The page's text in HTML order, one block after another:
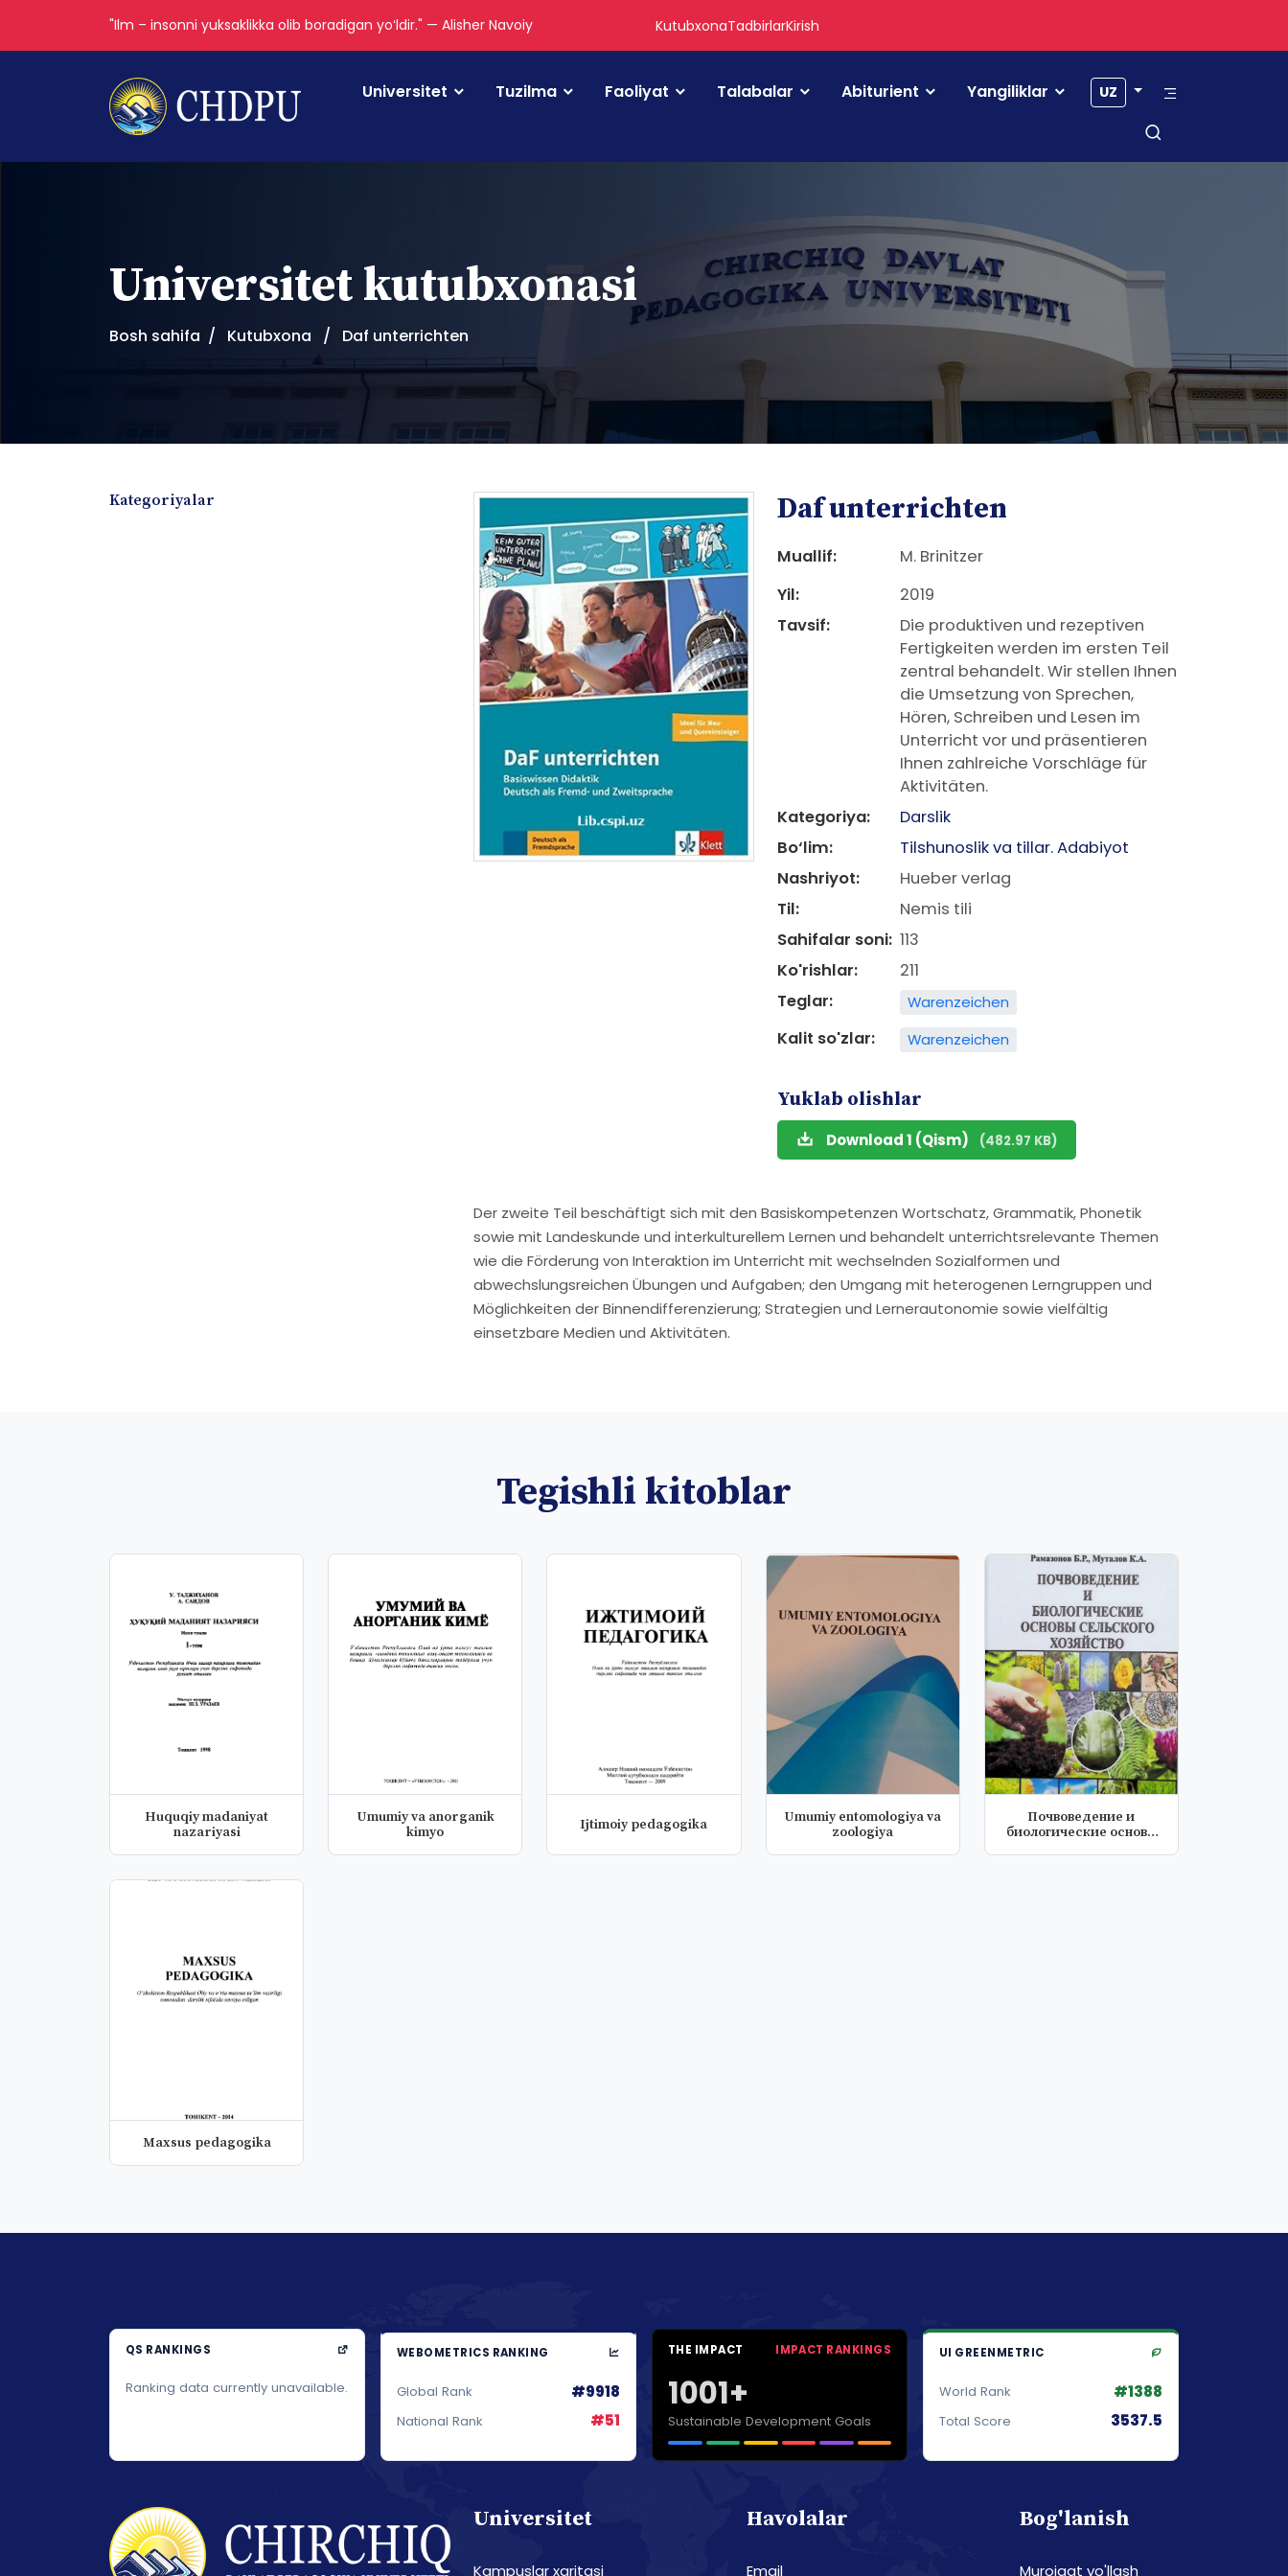
"Ilm – insonni yuksaklikka olib boradigan yoʻldir." — Alisher Navoiy KutubxonaTadbirlarKirish
Universitet Tuzilma Faoliyat Talabalar Abiturient Yangiliklar UZ
Universitet kutubxonasi
Bosh sahifa Kutubxona Daf unterrichten
Kategoriyalar Daf unterrichten
Muallif:
M. Brinitzer
Yil:
2019
Tavsif:
Die produktiven und rezeptiven
Fertigkeiten werden im ersten Teil
zentral behandelt. Wir stellen Ihnen
die Umsetzung von Sprechen,
Hören, Schreiben und Lesen im
Unterricht vor und präsentieren
Ihnen zahlreiche Vorschläge für
Aktivitäten.
Kategoriya:
Darslik
Bo‘lim:
Tilshunoslik va tillar. Adabiyot
Nashriyot:
Hueber verlag
Til:
Nemis tili
Sahifalar soni: 113
Ko'rishlar:
211
Teglar:
Warenzeichen
Kalit so'zlar: Warenzeichen
Yuklab olishlar
Download 1 (Qism) (482.97 KB)
Der zweite Teil beschäftigt sich mit den Basiskompetenzen Wortschatz, Grammatik, Phonetik
sowie mit Landeskunde und interkulturellem Lernen und behandelt unterrichtsrelevante Themen
wie die Förderung von Interaktion im Unterricht mit wechselnden Sozialformen und
abwechslungsreichen Übungen und Aufgaben; den Umgang mit heterogenen Lerngruppen und
Möglichkeiten der Binnendifferenzierung; Strategien und Lernerautonomie sowie vielfältig
einsetzbare Medien und Aktivitäten.
Tegishli kitoblar
Huquqiy madaniyat
nazariyasi
Umumiy va anorganik
kimyo
Ijtimoiy pedagogika
Umumiy entomologiya va
zoologiya
Почвоведение и
биологические основы
Maxsus pedagogika
QS RANKINGS
Ranking data currently unavailable.
WEBOMETRICS RANKING
Global Rank #9918
National Rank #51
THE IMPACT IMPACT RANKINGS
1001+
Sustainable Development Goals
UI GREENMETRIC
World Rank #1388
Total Score 3537.5
Universitet
Kampuslar xaritasi
Havolalar
Email
Bog'lanish
Murojaat yo'llash